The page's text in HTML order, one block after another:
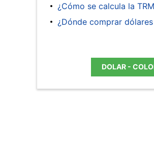
¿Cómo se calcula la
¿Dónde comprar
DOLAR -